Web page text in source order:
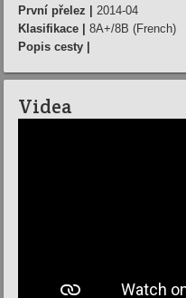
První přelez |
2014-04
Klasifikace |
8A+/8B (French)
Popis cesty |
Videa